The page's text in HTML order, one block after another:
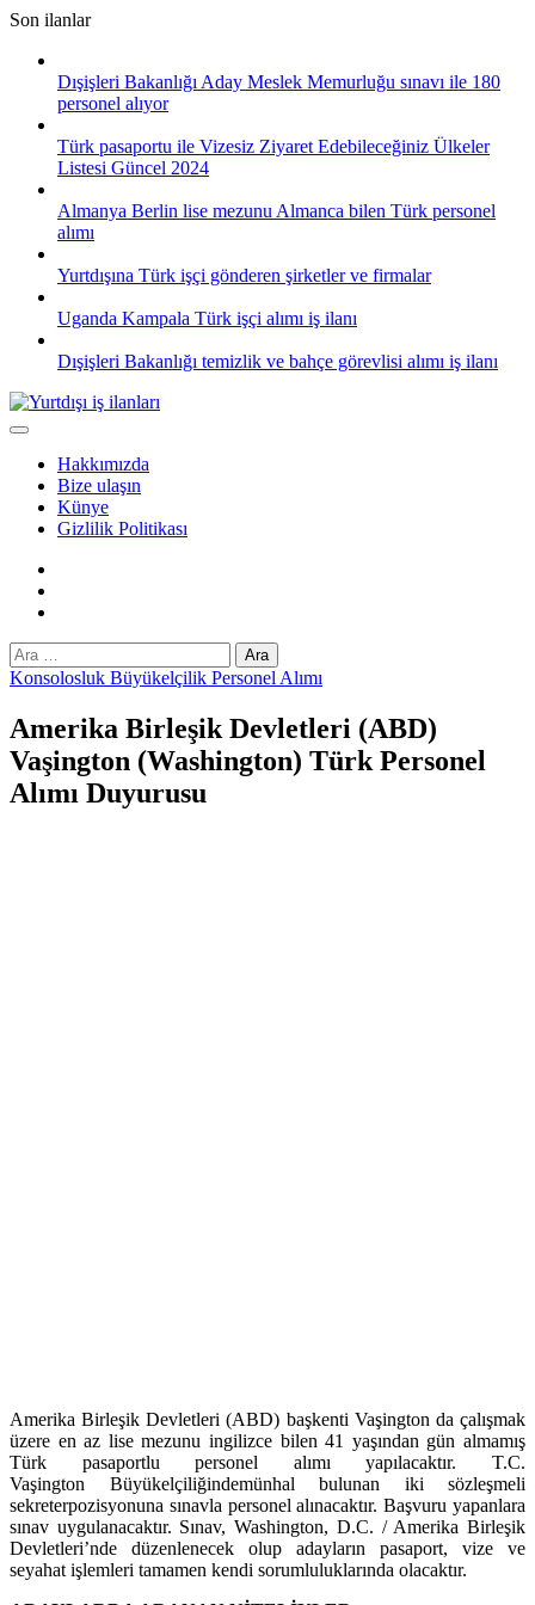
Skip
content
Son ilanlar
Dışişleri Bakanlığı Aday Meslek Memurluğu sınavı ile 180
personel alıyor
Türk pasaportu ile Vizesiz Ziyaret Edebileceğiniz Ülkeler
Listesi Güncel 2024
Almanya Berlin lise mezunu Almanca bilen Türk personel
alımı
Yurtdışına Türk işçi gönderen şirketler ve firmalar
Uganda Kampala Türk işçi alımı iş ilanı
Dışişleri Bakanlığı temizlik ve bahçe görevlisi alımı iş ilanı
Hakkımızda
Bize ulaşın
Künye
Gizlilik Politikası
Arama:
Konsolosluk Büyükelçilik Personel Alımı
Amerika Birleşik Devletleri (ABD)
Vaşington (Washington) Türk Personel
Alımı Duyurusu
Amerika Birleşik Devletleri (ABD) başkenti Vaşington da çalışmak
üzere en az lise mezunu ingilizce bilen 41 yaşından gün almamış
Türk pasaportlu personel alımı yapılacaktır. T.C.
Vaşington Büyükelçiliğindemünhal bulunan iki sözleşmeli
sekreterpozisyonuna sınavla personel alınacaktır. Başvuru yapanlara
sınav uygulanacaktır. Sınav, Washington, D.C. / Amerika Birleşik
Devletleri’nde düzenlenecek olup adayların pasaport, vize ve
seyahat işlemleri tamamen kendi sorumluluklarında olacaktır.